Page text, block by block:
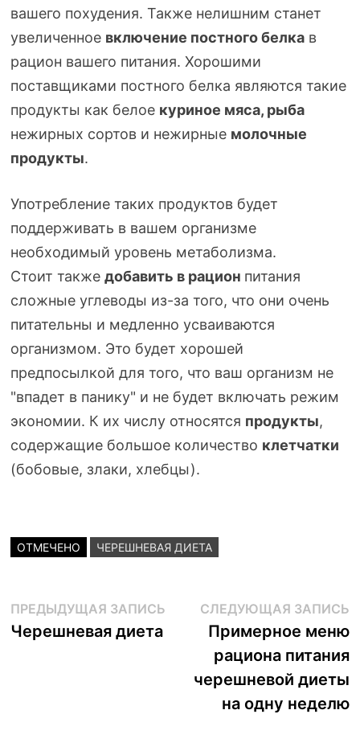
вашего похудения. Также нелишним станет
увеличенное включение постного белкав
рацион вашего питания. Хорошими
поставщиками постного белка являются такие
продукты как белое куриное мяса, рыба
нежирных сортов и нежирные молочные
продукты.
Употребление таких продуктов будет
поддерживать в вашем организме
необходимый уровень метаболизма.
Стоит также добавить в рацион питания
сложные углеводы из-за того, что они очень
питательны и медленно усваиваются
организмом. Это будет хорошей
предпосылкой для того, что ваш организм не
"впадет в панику" и не будет включать режим
экономии. К их числу относятся продукты,
содержащие большое количество клетчатки
(бобовые, злаки, хлебцы).
ОТМЕЧЕНО ЧЕРЕШНЕВАЯ ДИЕТА
Навигация
по
ПРЕДЫДУЩАЯ ЗАПИСЬПредыдущая
запись:
Черешневая диета
СЛЕДУЮЩАЯ ЗАПИСЬ
Примерное меню
рациона питания
черешневой диеты
на одну неделю